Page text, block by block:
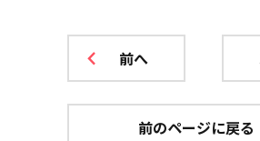
前へ
前のページに戻る